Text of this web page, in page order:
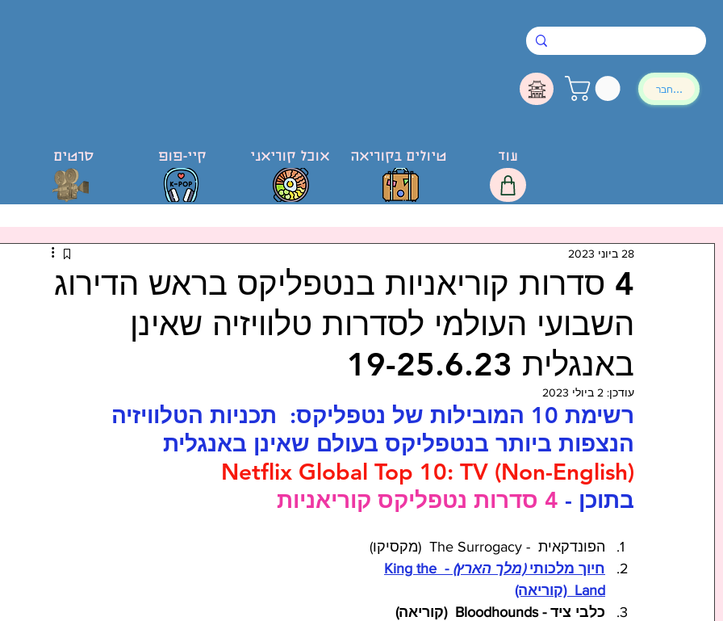
להתחבר
סרטים קיי-פופ אוכל קוריאני טיולים בקוריאה עוד
4 סדרות קוריאניות בנטפליקס בראש הדירוג
השבועי העולמי לסדרות טלוויזיה שאינן
באנגלית 19-25.6.23
28 ביוני 2023
עודכן: 2 ביולי 2023
רשימת 10 המובילות של נטפליקס:  תכניות הטלוויזיה
הנצפות ביותר בנטפליקס בעולם שאינן באנגלית
Netflix Global Top 10: TV (Non-English)
בתוכן - 4 סדרות נטפליקס קוריאניות
הפונדקאית  - The Surrogacy  (מקסיקו)
חיוך מלכותי (מלך הארץ)
- King the
Land  (קוריאה)
כלבי ציד - Bloodhounds  (קוריאה)